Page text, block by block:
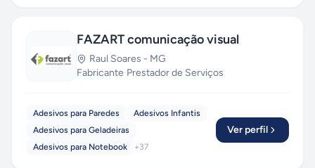
FAZART comunicação visual
Raul Soares - MG
Fabricante·Prestador de Serviços
Adesivos para Paredes
Adesivos Infantis
Adesivos para Geladeiras
Adesivos para Notebook
+37
Ver perfil